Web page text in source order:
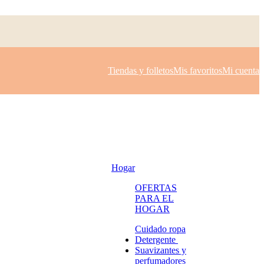
Tiendas y folletosMis favoritosMi cuenta
Hogar
OFERTAS
PARA EL
HOGAR
Cuidado ropa
Detergente
Suavizantes y
perfumadores